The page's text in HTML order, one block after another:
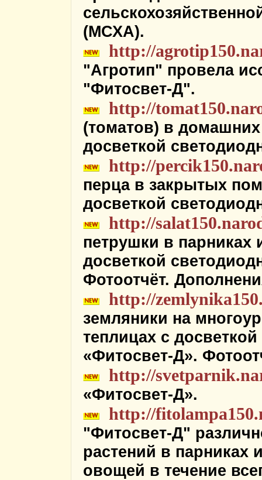
(МСХА).
http://
"Агротип" провела
"Фитосвет-Д".
http://
(томатов) в
досветкой
http://
перца в закрытых
досветкой
http://
петрушки в парниках
досветкой
Фотоотчёт.
http://
земляники на
теплицах с
«Фитосвет-Д».
http://
«Фитосвет-Д».
http://
"Фитосвет-Д"
растений в парниках
овощей в течение